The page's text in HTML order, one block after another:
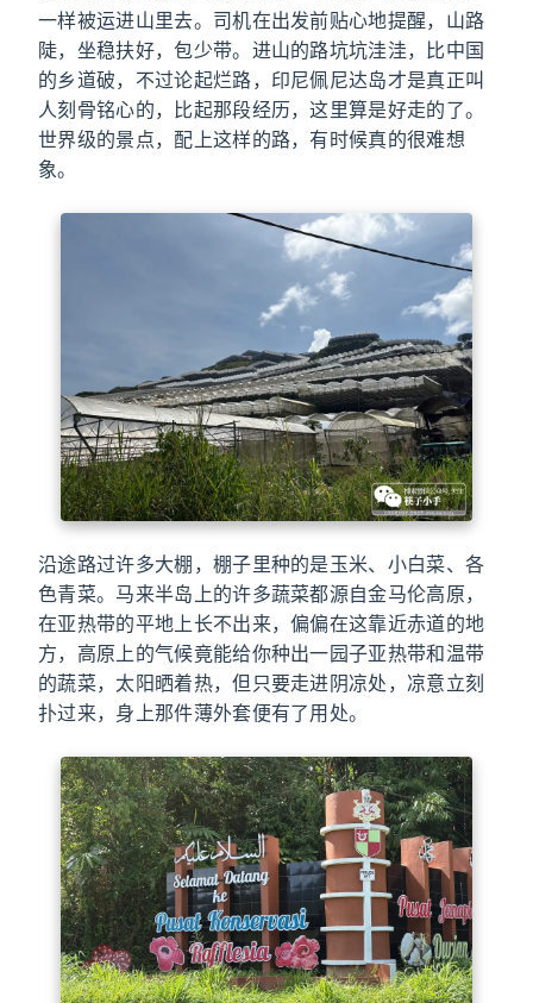
一样被运进山里去。司机在出发前贴心地提醒，山路
陡，坐稳扶好，包少带。进山的路坑坑洼洼，比中国
的乡道破，不过论起烂路，印尼佩尼达岛才是真正叫
人刻骨铭心的，比起那段经历，这里算是好走的了。
世界级的景点，配上这样的路，有时候真的很难想
象。
沿途路过许多大棚，棚子里种的是玉米、小白菜、各
色青菜。马来半岛上的许多蔬菜都源自金马伦高原，
在亚热带的平地上长不出来，偏偏在这靠近赤道的地
方，高原上的气候竟能给你种出一园子亚热带和温带
的蔬菜，太阳晒着热，但只要走进阴凉处，凉意立刻
扑过来，身上那件薄外套便有了用处。